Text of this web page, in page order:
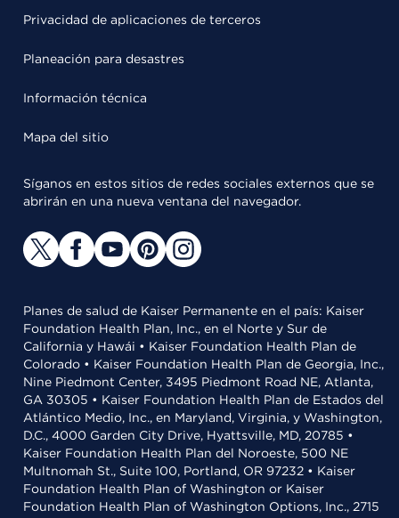
Privacidad de aplicaciones de terceros
Planeación para desastres
Información técnica
Mapa del sitio
Síganos en estos sitios de redes sociales externos que se
abrirán en una nueva ventana del navegador.
Planes de salud de Kaiser Permanente en el país: Kaiser
Foundation Health Plan, Inc., en el Norte y Sur de
California y Hawái • Kaiser Foundation Health Plan de
Colorado • Kaiser Foundation Health Plan de Georgia, Inc.,
Nine Piedmont Center, 3495 Piedmont Road NE, Atlanta,
GA 30305 • Kaiser Foundation Health Plan de Estados del
Atlántico Medio, Inc., en Maryland, Virginia, y Washington,
D.C., 4000 Garden City Drive, Hyattsville, MD, 20785 •
Kaiser Foundation Health Plan del Noroeste, 500 NE
Multnomah St., Suite 100, Portland, OR 97232 • Kaiser
Foundation Health Plan of Washington or Kaiser
Foundation Health Plan of Washington Options, Inc., 2715